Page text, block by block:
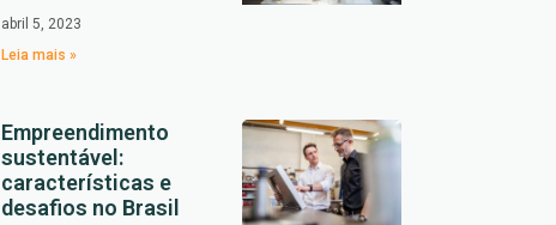
abril 5, 2023
Leia mais »
Empreendimento
sustentável:
características e
desafios no Brasil